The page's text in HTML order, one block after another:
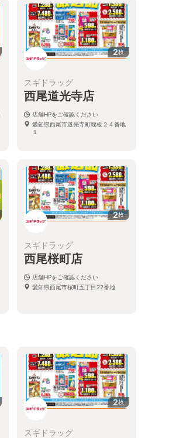
2枚
スギドラッグ
西尾道光寺店
店舗HPをご確認ください
愛知県西尾市道光寺町堰板２４番地
１
2枚
スギドラッグ
西尾桜町店
店舗HPをご確認ください
愛知県西尾市桜町五丁目22番地
2枚
スギドラッグ